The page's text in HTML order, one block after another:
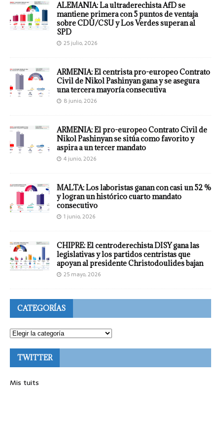
ALEMANIA: La ultraderechista AfD se
mantiene primera con 5 puntos de ventaja
sobre CDU/CSU y Los Verdes superan al
SPD
25 julio, 2026
ARMENIA: El centrista pro-europeo Contrato
Civil de Nikol Pashinyan gana y se asegura
una tercera mayoría consecutiva
8 junio, 2026
ARMENIA: El pro-europeo Contrato Civil de
Nikol Pashinyan se sitúa como favorito y
aspira a un tercer mandato
4 junio, 2026
MALTA: Los laboristas ganan con casi un 52 %
y logran un histórico cuarto mandato
consecutivo
1 junio, 2026
CHIPRE: El centroderechista DISY gana las
legislativas y los partidos centristas que
apoyan al presidente Christodoulides bajan
25 mayo, 2026
CATEGORÍAS
TWITTER
Mis tuits